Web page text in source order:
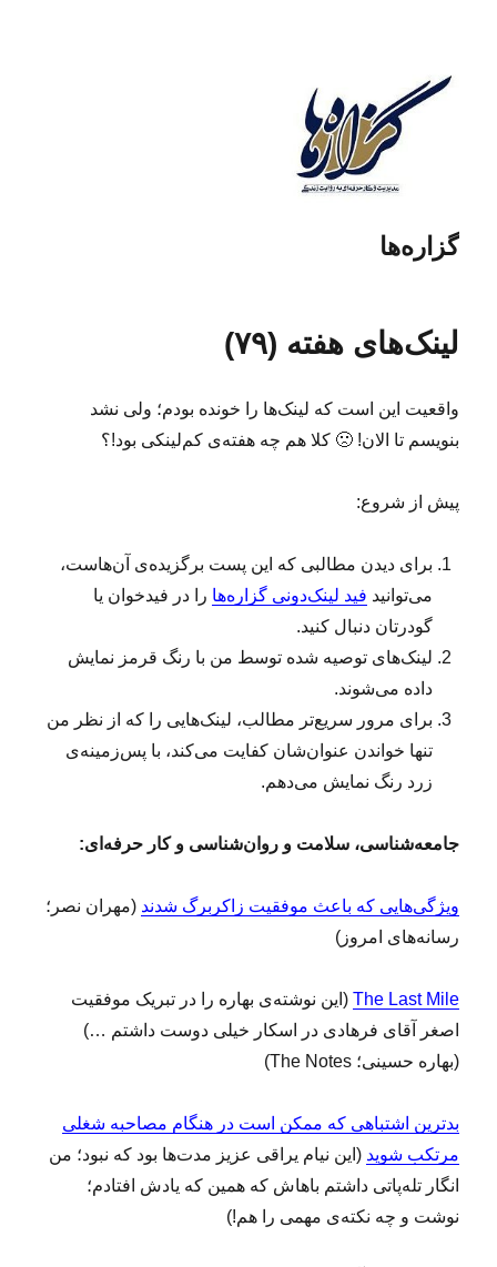
گزاره‌ها
لینک‌های هفته (۷۹)
واقعیت این است که لینک‌ها را خونده بودم؛ ولی نشد
بنویسم تا الان! 🙁 کلا هم چه هفته‌ی کم‌لینکی بود!؟
پیش از شروع:
برای دیدن مطالبی که این پست برگزیده‌ی آن‌هاست،
می‌توانید فید لینک‌دونی گزاره‌ها را در فیدخوان یا
گودرتان دنبال کنید.
لینک‌های توصیه شده توسط من با رنگ قرمز نمایش
داده می‌شوند.
برای مرور سریع‌تر مطالب، لینک‌هایی را که از نظر من
تنها خواندن عنوان‌شان کفایت می‌کند، با پس‌زمینه‌ی
زرد رنگ نمایش می‌دهم.
جامعه‌شناسی،سلامت وروان‌شناسی و کار حرفه‌ای:
ویژگی‌هایی که باعث موفقیت زاکربرگ شدند (مهران نصر؛
رسانه‌های امروز)
The Last Mile (این نوشته‌ی بهاره را در تبریک موفقیت
اصغر آقای فرهادی در اسکار خیلی دوست داشتم …)
(بهاره حسینی؛ The Notes)
بدترین اشتباهی که ممکن است در هنگام مصاحبه شغلی
مرتکب شوید (این نیام یراقی عزیز مدت‌ها بود که نبود؛ من
انگار تله‌پاتی داشتم باهاش که همین‌ که یادش افتادم؛
نوشت و چه نکته‌ی مهمی را هم!)